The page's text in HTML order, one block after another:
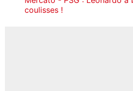
coulisses !